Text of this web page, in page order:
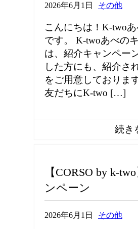
2026年6月1日 その他
こんにちは！K-two
です。 K-twoあべの
は、紹介キャンペー
した方にも、紹介さ
をご用意しておりま
友だちにK-two […]
【CORSO by k-
ンペーン
2026年6月1日 その他